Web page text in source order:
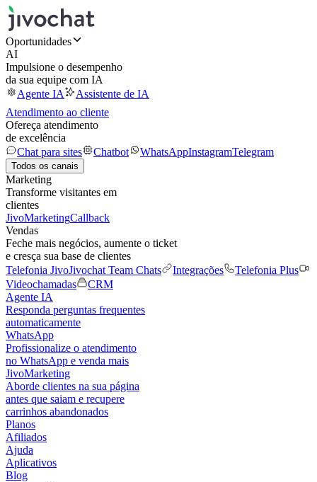
Oportunidades
AI
Impulsione o desempenho
da sua equipe com IA
Agente IA
Assistente de IA
Atendimento ao cliente
Ofereça atendimento
de excelência
Chat para sites
Chatbot WhatsAppInstagramTelegram
Todos os canais
Marketing
Transforme visitantes em
clientes
JivoMarketingCallback
Vendas
Feche mais negócios, aumente o ticket
e cresça sua base de clientes
Telefonia JivoJivochat Team Chats Integrações
Telefonia Plus
Videochamadas
CRM
Agente IA
Responda perguntas frequentes
automaticamente
WhatsApp
Profissionalize o atendimento
no WhatsApp e venda mais
JivoMarketing
Aborde clientes na sua página
antes que saiam e recupere
carrinhos abandonados
Planos
Afiliados
Ajuda
Aplicativos
Blog